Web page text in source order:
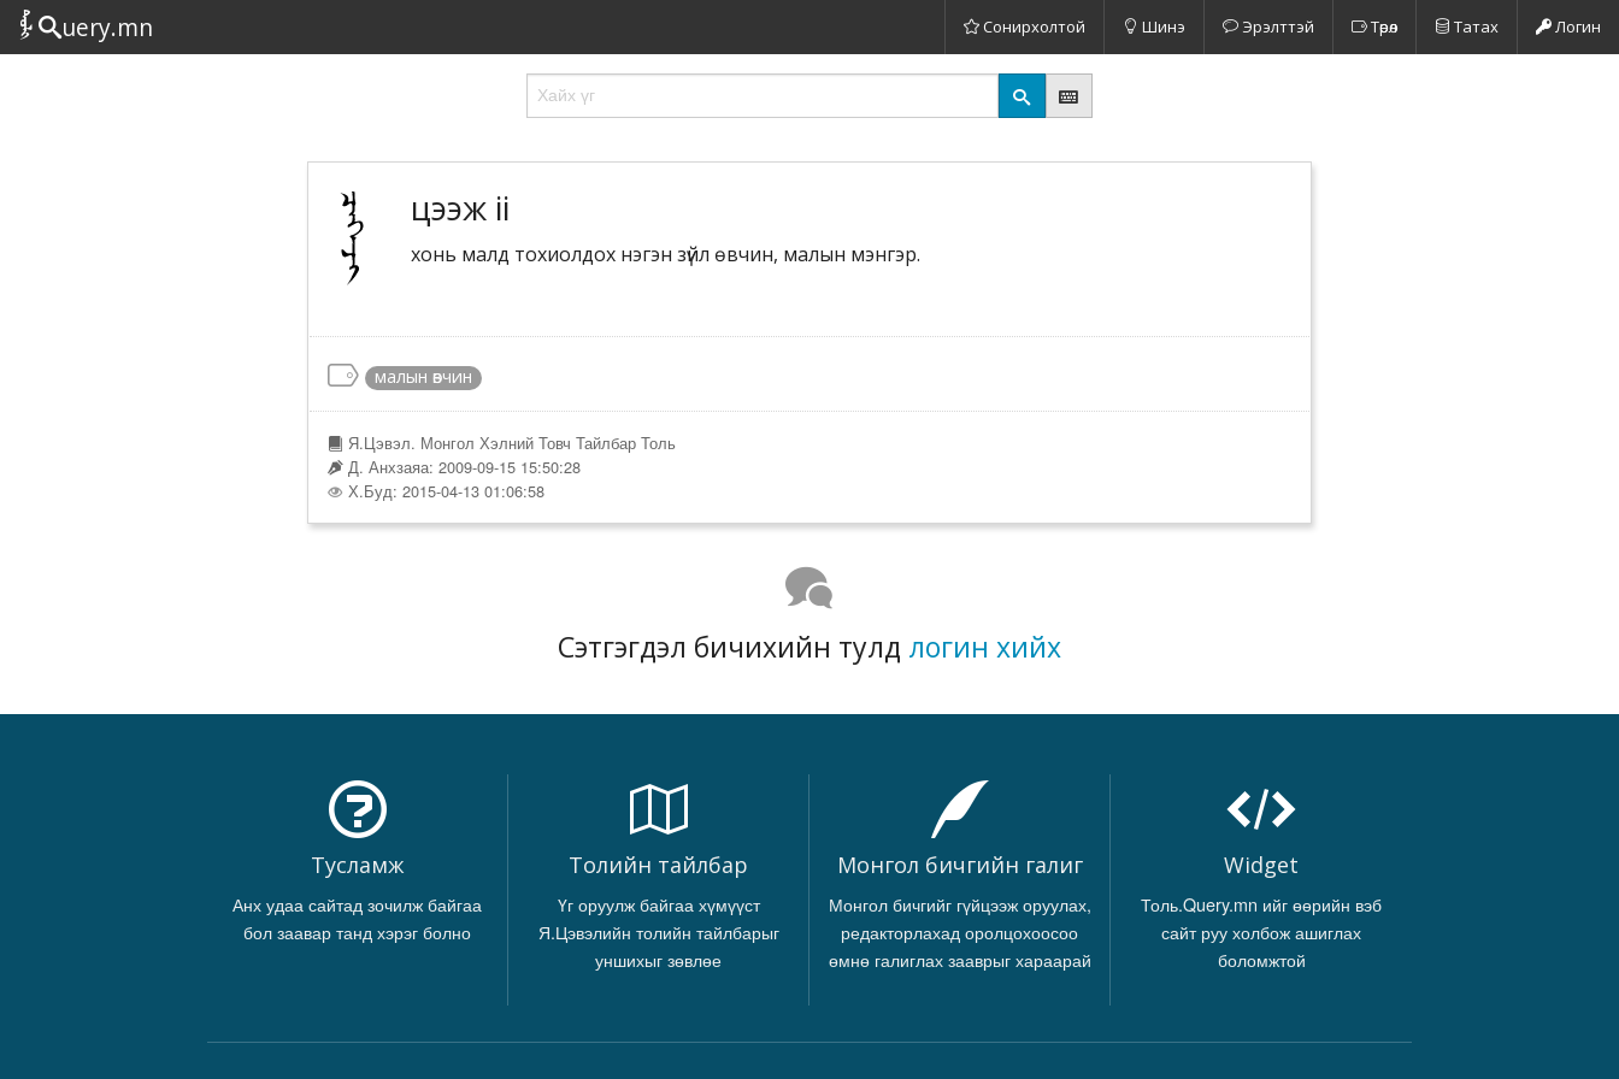
uery.mn Сонирхолтой Шинэ Эрэлттэй Төрөл Татах Логин
цээж ii
хонь малд тохиолдох нэгэн зүйл өвчин, малын мэнгэр.
малын өвчин
Я.Цэвэл. Монгол Хэлний Товч Тайлбар Толь
Д. Анхзаяа: 2009-09-15 15:50:28
Х.Буд: 2015-04-13 01:06:58
Сэтгэгдэл бичихийн тулд логин хийх
Тусламж
Анх удаа сайтад зочилж байгаа
бол заавар танд хэрэг болно
Толийн тайлбар
Үг оруулж байгаа хүмүүст
Я.Цэвэлийн толийн тайлбарыг
уншихыг зөвлөе
Монгол бичгийн галиг
Монгол бичгийг гүйцээж оруулах,
редакторлахад оролцохоосоо
өмнө галиглах зааврыг хараарай
Widget
Толь.Query.mn ийг өөрийн вэб
сайт руу холбож ашиглах
боломжтой